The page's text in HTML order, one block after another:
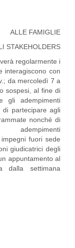
ALLE FAMIGLIE
STAKEHOLDERS
regolarmente i
interagiscono con
da mercoledì 7 a
sospesi, al fine di
gli adempimenti
di partecipare agli
nonché di
fuori sede
giudicatrici degli
appuntamento al
dalla settimana